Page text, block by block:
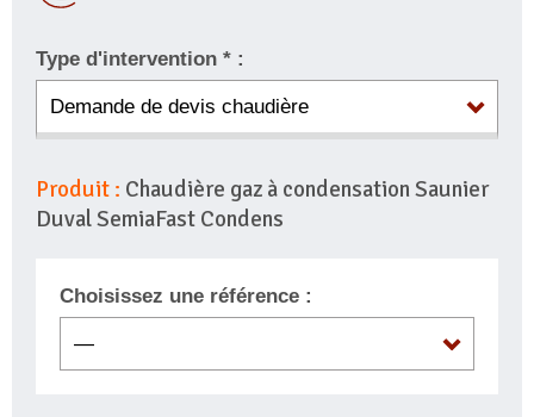
Type d'intervention * :
Produit : Chaudière gaz à condensation Saunier
Duval SemiaFast Condens
Choisissez une référence :